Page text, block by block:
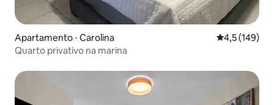
Apartamento ⋅ Carolina 4,5 de uma
4,5 (149)
Quarto privativo na marina